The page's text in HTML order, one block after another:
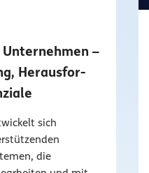
–
Herausfor­
sich
die